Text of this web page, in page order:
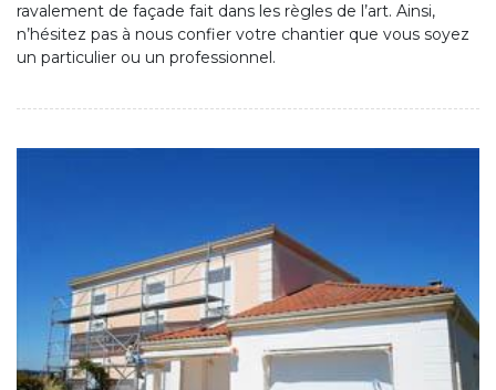
ravalement de façade fait dans les règles de l’art. Ainsi,
n’hésitez pas à nous confier votre chantier que vous soyez
un particulier ou un professionnel.